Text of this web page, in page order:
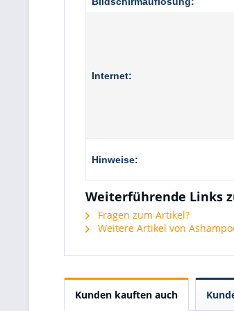
Internet:
Hinweise:
Weiterführende Links
Fragen zum Artikel?
Weitere Artikel von
Kunden kauften auch